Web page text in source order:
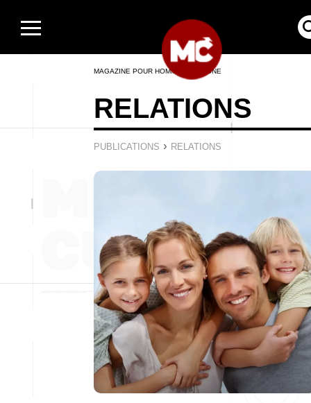
MAGAZINE POUR HOMMES EN LIGNE
RELATIONS
PUBLICATIONS › RELATIONS